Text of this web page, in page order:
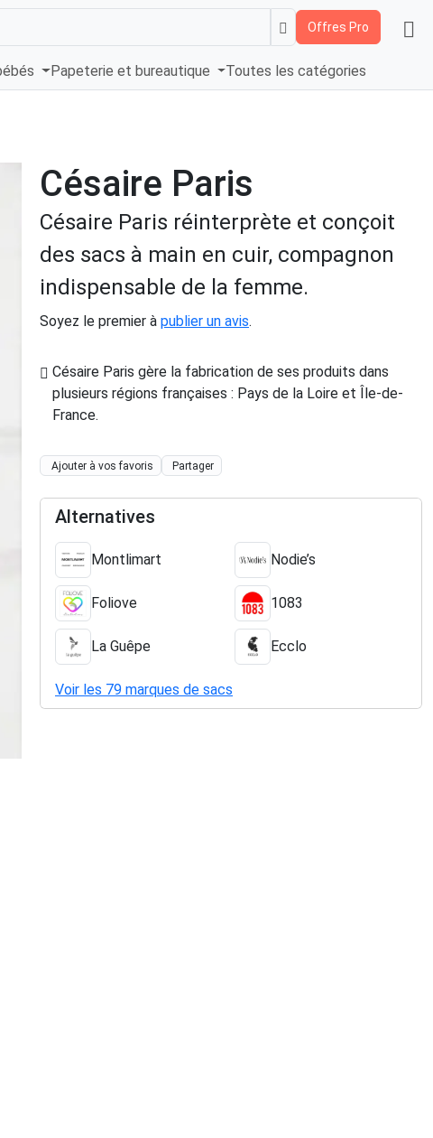
Offres Pro
Papeterie et bureautique Toutes les catégories
Césaire Paris
Césaire Paris réinterprète et conçoit
des sacs à main en cuir, compagnon
indispensable de la femme.
Soyez le premier à publier un avis.
Césaire Paris gère la fabrication de ses produits dans
plusieurs régions françaises : Pays de la Loire et Île-de-
France.
Ajouter à vos favoris Partager
Alternatives
Montlimart Nodie’s
Foliove 1083
La Guêpe Ecclo
Voir les 79 marques de sacs